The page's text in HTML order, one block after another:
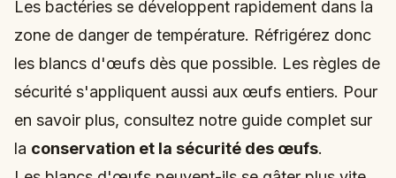
Les bactéries se développent rapidement dans la
zone de danger de température. Réfrigérez donc
les blancs d'œufs dès que possible. Les règles de
sécurité s'appliquent aussi aux œufs entiers. Pour
en savoir plus, consultez notre guide complet sur
la conservation et la sécurité des œufs.